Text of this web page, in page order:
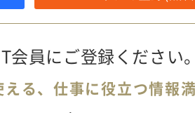
会員にご登録ください。
える、仕事に役立つ情報